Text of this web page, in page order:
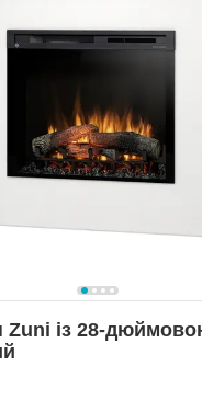
Zuni із 28-